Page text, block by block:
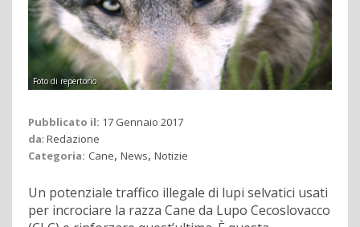
Foto di repertorio
Pubblicato il: 17 Gennaio 2017
da: Redazione
Categoria: Cane, News, Notizie
Un potenziale traffico illegale di lupi selvatici usati
per incrociare la razza Cane da Lupo Cecoslovacco